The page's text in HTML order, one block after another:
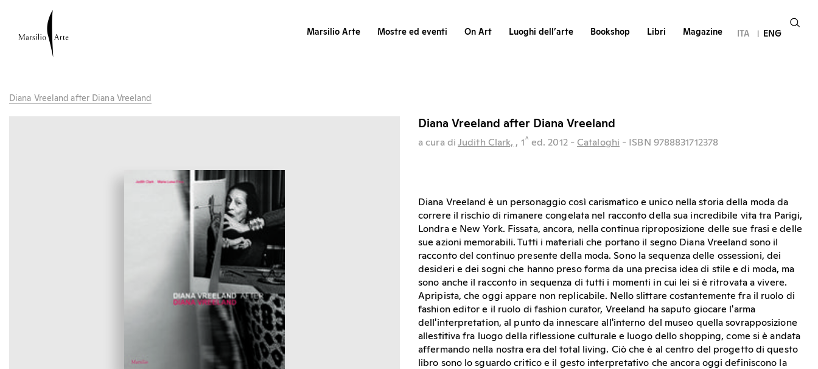
Marsilio Arte Mostre ed eventi On Art Luoghi dell’arte Bookshop Libri Magazine ITA ENG
Diana Vreeland after Diana Vreeland
Diana Vreeland after Diana Vreeland
a cura di Judith Clark, , 1^ ed. 2012 - Cataloghi - ISBN 9788831712378
Diana Vreeland è un personaggio così carismatico e unico nella storia della moda da
correre il rischio di rimanere congelata nel racconto della sua incredibile vita tra Parigi,
Londra e New York. Fissata, ancora, nella continua riproposizione delle sue frasi e delle
sue azioni memorabili. Tutti i materiali che portano il segno Diana Vreeland sono il
racconto del continuo presente della moda. Sono la sequenza delle ossessioni, dei
desideri e dei sogni che hanno preso forma da una precisa idea di stile e di moda, ma
sono anche il racconto in sequenza di tutti i momenti in cui lei si è ritrovata a vivere.
Apripista, che oggi appare non replicabile. Nello slittare costantemente fra il ruolo di
fashion editor e il ruolo di fashion curator, Vreeland ha saputo giocare l'arma
dell'interpretation, al punto da innescare all'interno del museo quella sovrapposizione
allestitiva fra luogo della riflessione culturale e luogo dello shopping, come si è andata
affermando nella nostra era del total living. Ciò che è al centro del progetto di questo
libro sono lo sguardo critico e il gesto interpretativo che ancora oggi definiscono la